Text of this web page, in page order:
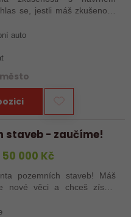
se, jestli máš zkušenosti
auto
staveb - zaučíme!
000 Kč
pozemních staveb! Máš
nové věci a chceš získat
hledáme právě tebe.